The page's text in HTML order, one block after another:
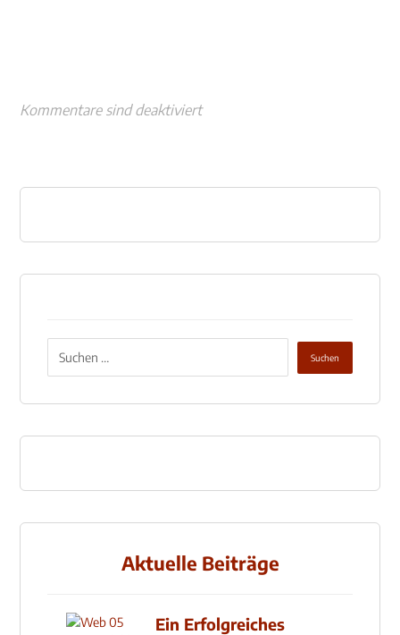
Kommentare sind deaktiviert
Aktuelle Beiträge
Ein Erfolgreiches